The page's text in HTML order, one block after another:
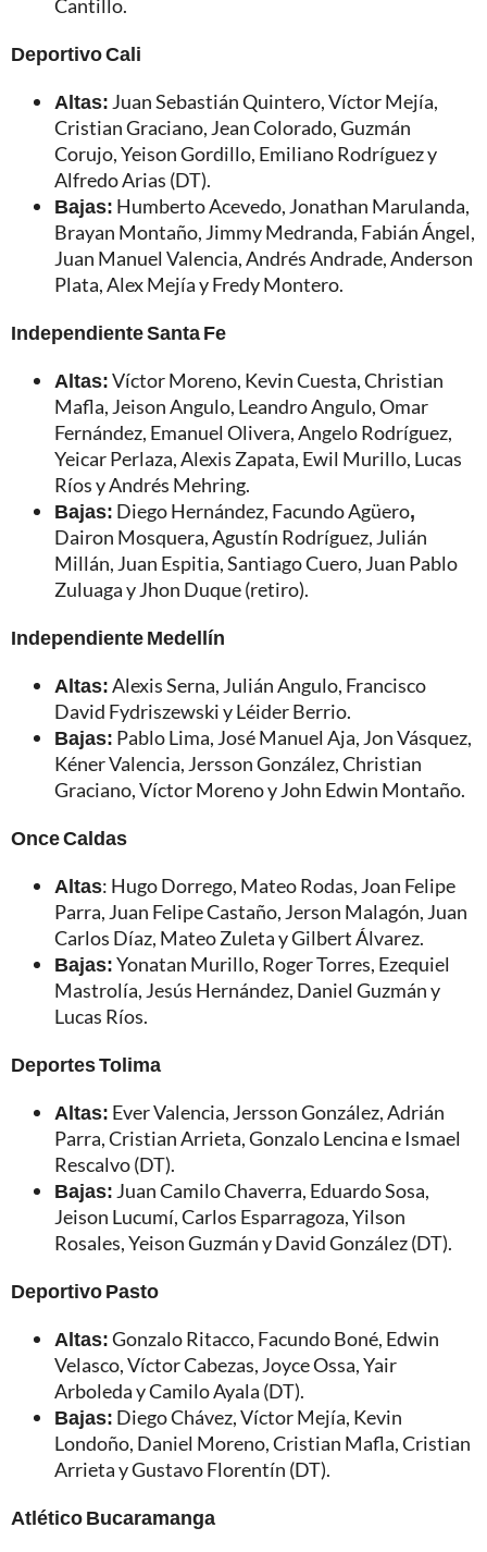
Cantillo.
Deportivo Cali
Altas: Juan Sebastián Quintero, Víctor Mejía,
Cristian Graciano, Jean Colorado, Guzmán
Corujo, Yeison Gordillo, Emiliano Rodríguez y
Alfredo Arias (DT).
Bajas: Humberto Acevedo, Jonathan Marulanda,
Brayan Montaño, Jimmy Medranda, Fabián Ángel,
Juan Manuel Valencia, Andrés Andrade, Anderson
Plata, Alex Mejía y Fredy Montero.
Independiente Santa Fe
Altas:Víctor Moreno, Kevin Cuesta, Christian
Mafla, Jeison Angulo, Leandro Angulo, Omar
Fernández, Emanuel Olivera, Angelo Rodríguez,
Yeicar Perlaza, Alexis Zapata, Ewil Murillo, Lucas
Ríos y Andrés Mehring.
Bajas: Diego Hernández, Facundo Agüero,
Dairon Mosquera, Agustín Rodríguez, Julián
Millán, Juan Espitia, Santiago Cuero, Juan Pablo
Zuluaga y Jhon Duque (retiro).
Independiente Medellín
Altas:Alexis Serna, Julián Angulo, Francisco
David Fydriszewski y Léider Berrio.
Bajas: Pablo Lima, José Manuel Aja, Jon Vásquez,
Kéner Valencia, Jersson González, Christian
Graciano, Víctor Moreno y John Edwin Montaño.
Once Caldas
Altas: Hugo Dorrego, Mateo Rodas, Joan Felipe
Parra, Juan Felipe Castaño, Jerson Malagón, Juan
Carlos Díaz, Mateo Zuleta y Gilbert Álvarez.
Bajas:Yonatan Murillo, Roger Torres, Ezequiel
Mastrolía, Jesús Hernández, Daniel Guzmán y
Lucas Ríos.
Deportes Tolima
Altas: Ever Valencia, Jersson González, Adrián
Parra, Cristian Arrieta, Gonzalo Lencina e Ismael
Rescalvo (DT).
Bajas: Juan Camilo Chaverra, Eduardo Sosa,
Jeison Lucumí, Carlos Esparragoza, Yilson
Rosales, Yeison Guzmán y David González (DT).
Deportivo Pasto
Altas:Gonzalo Ritacco, Facundo Boné, Edwin
Velasco, Víctor Cabezas, Joyce Ossa, Yair
Arboleda y Camilo Ayala (DT).
Bajas: Diego Chávez, Víctor Mejía, Kevin
Londoño, Daniel Moreno, Cristian Mafla, Cristian
Arrieta y Gustavo Florentín (DT).
Atlético Bucaramanga